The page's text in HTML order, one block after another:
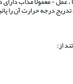
درجه حرارت آن را
از: